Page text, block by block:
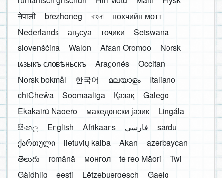
नेपाली
brezhoneg বাংলা
нохчийн мотт
Nederlands
аҧсуа тоҷикӣ
Setswana
slovenščina
Walon Afaan Oromoo
Norsk
ѩзыкъ словѣньскъ
Aragonés
Occitan
Norsk bokmål
한국어 മലയാളം
Italiano
chiCheŵa
Soomaaliga Қазақ
Galego
Ekakairũ Naoero
македонски јазик
Lingála
සිංහල
English Afrikaans فارسی
sardu
ქართული
lietuvių kalba Akan
azərbaycan
తెలుగు
română монгол te reo Māori
Twi
Gàidhlig
eesti Lëtzebuergesch
Gaelg